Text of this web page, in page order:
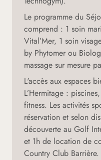
Le programme du
comprend : 1 soin
Vital’Mer, 1 soin
by Phytomer ou
massage sur mesure
L'accès aux espaces
L’Hermitage :
fitness. Les activités
réservation et selon
découverte au Golf
et 1h de location de
Country Club Barrière.